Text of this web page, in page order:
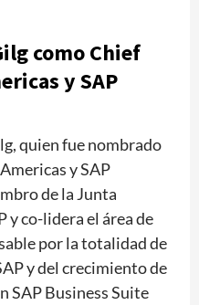
como Chief
y SAP
quien fue nombrado
y SAP
de la Junta
y co-lidera el área de
por la totalidad de
y del crecimiento de
SAP Business Suite